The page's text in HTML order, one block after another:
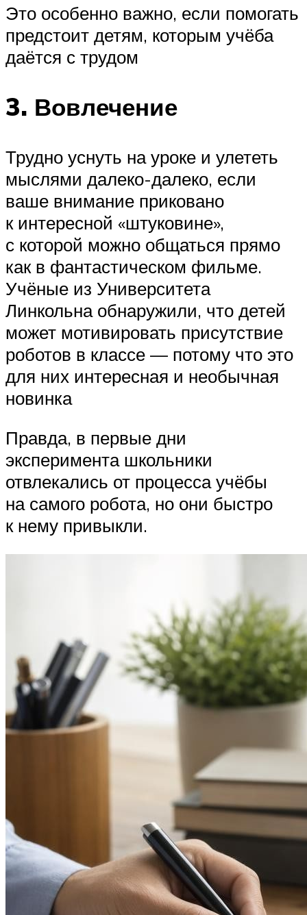
Это особенно важно, если помогать
предстоит детям, которым учёба
даётся с трудом
3. Вовлечение
Трудно уснуть на уроке и улететь
мыслями далеко-далеко, если
ваше внимание приковано
к интересной «штуковине»,
с которой можно общаться прямо
как в фантастическом фильме.
Учёные из Университета
Линкольна обнаружили, что детей
может мотивировать присутствие
роботов в классе — потому что это
для них интересная и необычная
новинка
Правда, в первые дни
эксперимента школьники
отвлекались от процесса учёбы
на самого робота, но они быстро
к нему привыкли.